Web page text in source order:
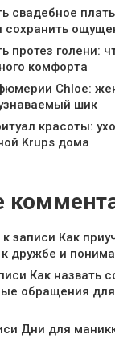
свадебное
сохранить
протез голени:
комфорта
Chloe:
шик
красоты:
Krups дома
к записи Как
к дружбе и
Как назвать
обращения
Дни для